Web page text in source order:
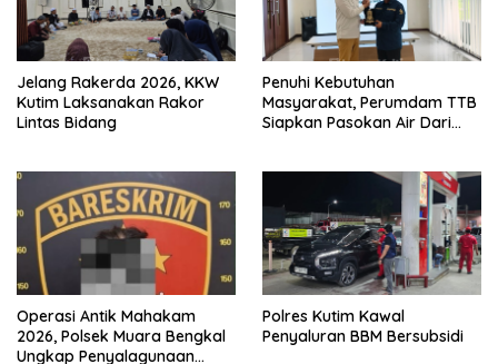
Jelang Rakerda 2026, KKW
Kutim Laksanakan Rakor
Lintas Bidang
Penuhi Kebutuhan
Masyarakat, Perumdam TTB
Siapkan Pasokan Air Dari
Operasi Antik Mahakam
2026, Polsek Muara Bengkal
Ungkap Penyalagunaan
Polres Kutim Kawal
Penyaluran BBM Bersubsidi